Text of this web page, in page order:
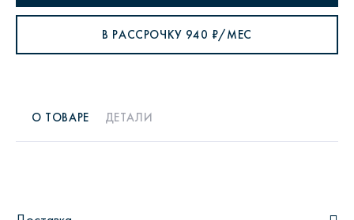
В РАССРОЧКУ 940 ₽/МЕС
О ТОВАРЕ ДЕТАЛИ